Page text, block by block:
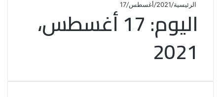
الرئيسية/
2021
/أغسطس/
17
اليوم: 17 أغسطس،
2021